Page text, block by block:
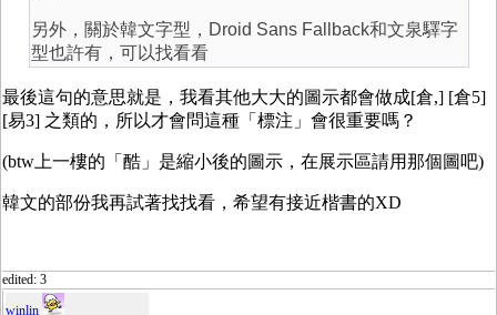
另外，關於韓文字型，Droid Sans Fallback和文泉驛字
型也許有，可以找看看
最後這句的意思就是，我看其他大大的圖示都會做成[倉,] [倉5]
[易3] 之類的，所以才會問這種「標注」會很重要嗎？
(btw上一樓的「酷」是縮小後的圖示，在展示區請用那個圖吧)
韓文的部份我再試著找找看，希望有接近楷書的XD
edited: 3
winlin